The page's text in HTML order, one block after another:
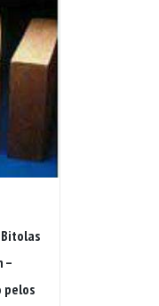
Bitolas
–
pelos